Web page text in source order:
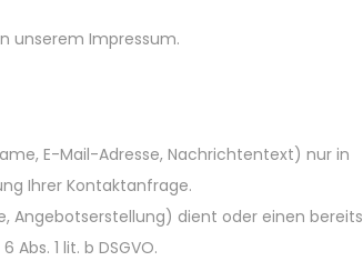
unserem Impressum.
E-Mail-Adresse, Nachrichtentext) nur in
Ihrer Kontaktanfrage.
Angebotserstellung) dient oder einen bereits
1 lit. b DSGVO.